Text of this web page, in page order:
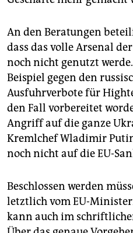
An den Beratungen
dass das volle Arsenal
noch nicht genutzt
Beispiel gegen den
Ausfuhrverbote für
den Fall vorbereitet
Angriff auf die ganze
Kremlchef Wladimir
noch nicht auf die EU-
Beschlossen werden
letztlich vom EU-
kann auch im